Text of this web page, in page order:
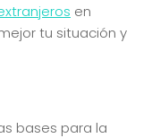
en
tu situación y
bases para la